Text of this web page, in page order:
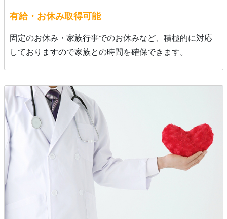
有給・お休み取得可能
固定のお休み・家族行事でのお休みなど、積極的に対応
しておりますので家族との時間を確保できます。